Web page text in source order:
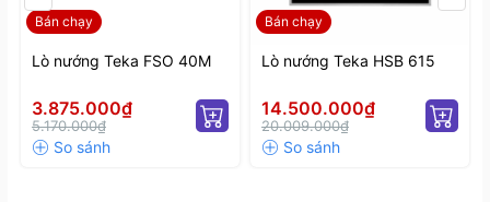
Đa năng với nhiều chế độ
Bán chạy
Lò nướng Teka FSO 40M
3.875.000₫
5.170.000₫
Bán chạy
Lò nướng Teka HSB 615
14.500.000₫
20.009.000₫